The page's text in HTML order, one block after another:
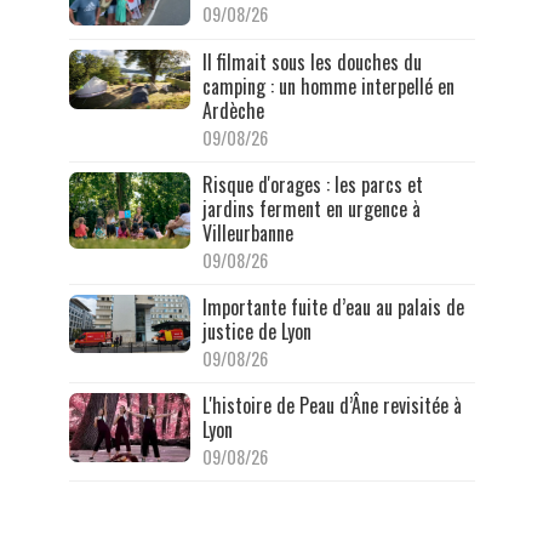
09/08/26
Il filmait sous les douches du
camping : un homme interpellé en
Ardèche
09/08/26
Risque d'orages : les parcs et
jardins ferment en urgence à
Villeurbanne
09/08/26
Importante fuite d’eau au palais de
justice de Lyon
09/08/26
L'histoire de Peau d’Âne revisitée à
Lyon
09/08/26